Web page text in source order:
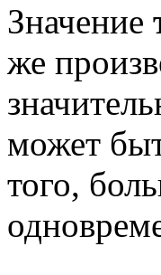
Значение
же
может
того,